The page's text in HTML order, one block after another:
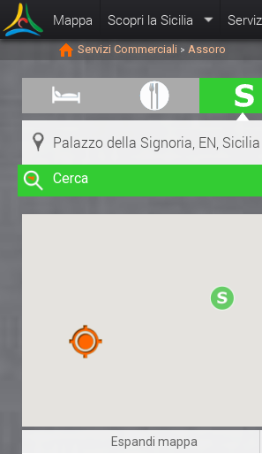
Mappa Scopri la Sicilia
Servizi Commerciali > Assoro
Cerca
Clicca su una risorsa nella
per visualizzare le
Espandi mappa